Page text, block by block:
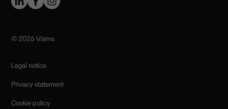
©️ 2026 Visma
Legal notice
Privacy statement
Cookie policy